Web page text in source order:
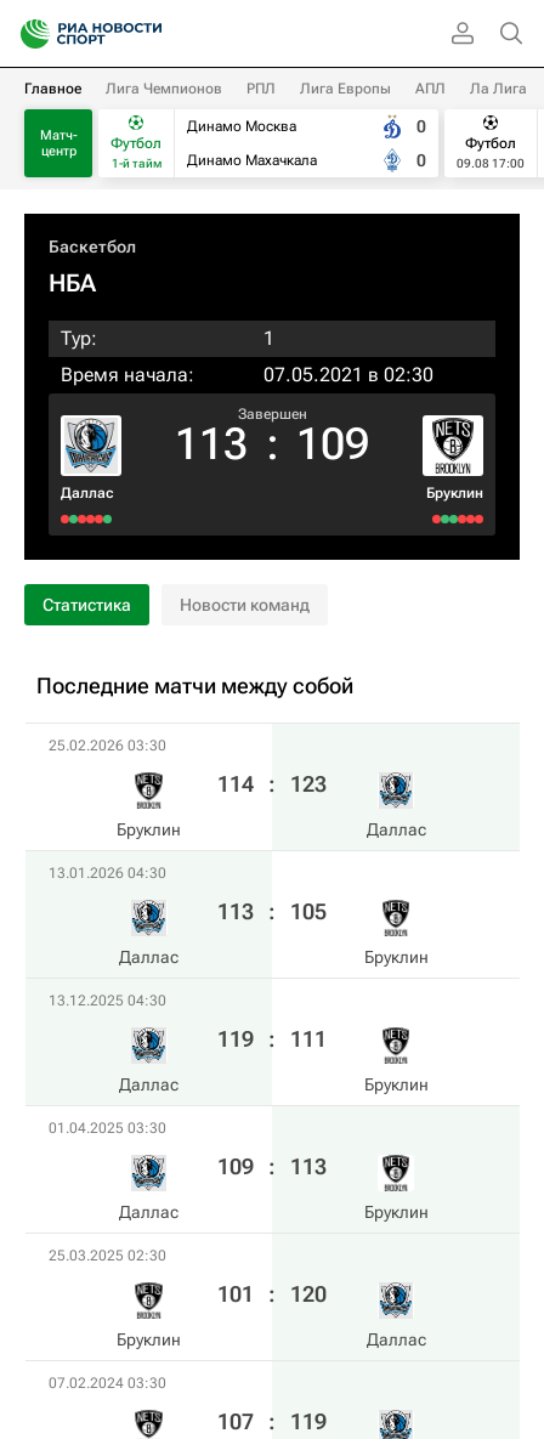
Главное Лига Чемпионов РПЛ Лига Европы АПЛ Ла Лига
Матч-
центр
Футбол
1-й тайм
Динамо Москва
Динамо Махачкала
0
0
Футбол
09.08 17:00
Баскетбол
НБА
Тур:
1
Время начала:
07.05.2021 в 02:30
Даллас
Завершен
113 : 109
Бруклин
Статистика Новости команд
Последние матчи между собой
25.02.2026 03:30
Бруклин
114 : 123
Даллас
13.01.2026 04:30
Даллас
113 : 105
Бруклин
13.12.2025 04:30
Даллас
119 : 111
Бруклин
01.04.2025 03:30
Даллас
109 : 113
Бруклин
25.03.2025 02:30
Бруклин
101 : 120
Даллас
07.02.2024 03:30
107 : 119